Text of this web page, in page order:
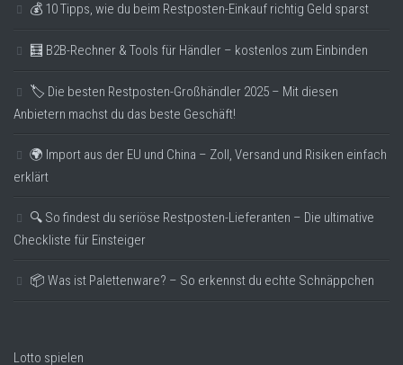
💰 10 Tipps, wie du beim Restposten-Einkauf richtig Geld sparst
🧮 B2B-Rechner & Tools für Händler – kostenlos zum Einbinden
🏷️ Die besten Restposten-Großhändler 2025 – Mit diesen
Anbietern machst du das beste Geschäft!
🌍 Import aus der EU und China – Zoll, Versand und Risiken einfach
erklärt
🔍 So findest du seriöse Restposten-Lieferanten – Die ultimative
Checkliste für Einsteiger
📦 Was ist Palettenware? – So erkennst du echte Schnäppchen
Lotto spielen